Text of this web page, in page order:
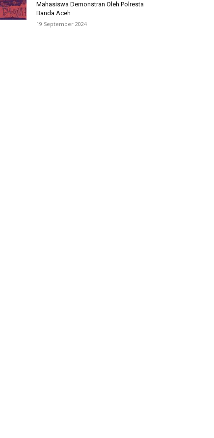
Mahasiswa Demonstran Oleh Polresta
Banda Aceh
19 September 2024